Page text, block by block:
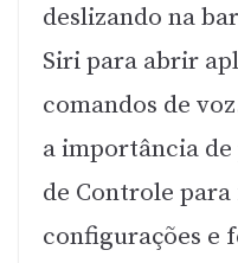
deslizando na
Siri para abrir
comandos de
a importância
de Controle
configurações e